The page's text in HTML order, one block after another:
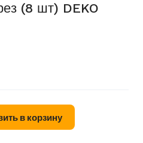
(8 шт) DEKO
в корзину